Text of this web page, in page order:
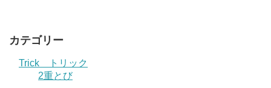
カテゴリー
Trick トリック
2重とび